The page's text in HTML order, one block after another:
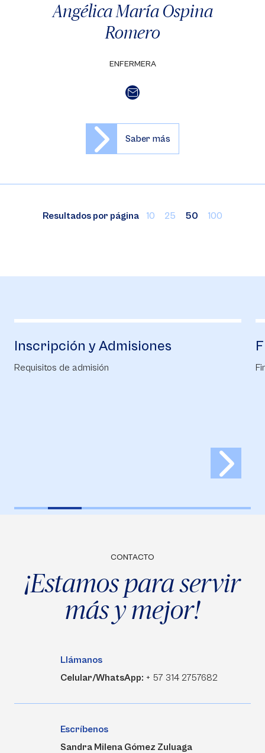
Angélica María Ospina
Romero
ENFERMERA
Saber más
Resultados por página 10 25 50 100
y Admisiones
de admisión
CONTACTO
¡Estamos para servir
más y mejor!
Llámanos
Celular/WhatsApp: + 57 314 2757682
Escríbenos
Sandra Milena Gómez Zuluaga